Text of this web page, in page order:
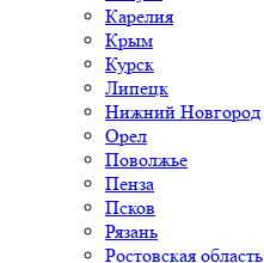
Карелия
Крым
Курск
Липецк
Нижний Новгород
Орел
Поволжье
Пенза
Псков
Рязань
Ростовская область